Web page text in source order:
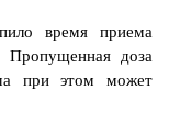
время приема
Пропущенная доза
при этом может